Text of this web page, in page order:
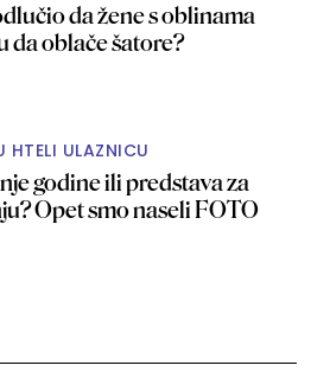
da žene s oblinama
da oblače šatore?
HTELI ULAZNICU
godine ili predstava za
Opet smo naseli FOTO